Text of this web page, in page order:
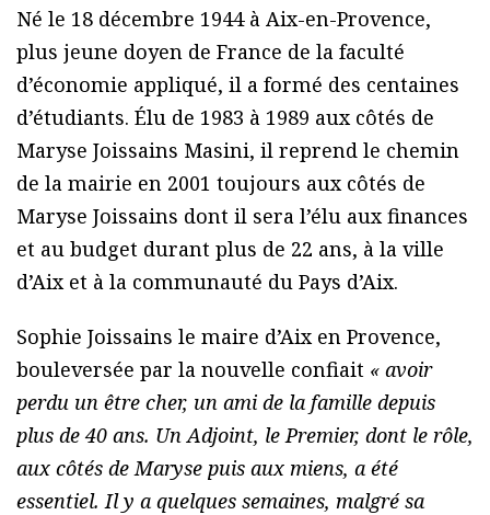
Né le 18 décembre 1944 à Aix-en-Provence,
plus jeune doyen de France de la faculté
d’économie appliqué, il a formé des centaines
d’étudiants. Élu de 1983 à 1989 aux côtés de
Maryse Joissains Masini, il reprend le chemin
de la mairie en 2001 toujours aux côtés de
Maryse Joissains dont il sera l’élu aux finances
et au budget durant plus de 22 ans, à la ville
d’Aix et à la communauté du Pays d’Aix.
Sophie Joissains le maire d’Aix en Provence,
bouleversée par la nouvelle confiait « avoir
perdu un être cher, un ami de la famille depuis
plus de 40 ans. Un Adjoint, le Premier, dont le rôle,
aux côtés de Maryse puis aux miens, a été
essentiel. Il y a quelques semaines, malgré sa